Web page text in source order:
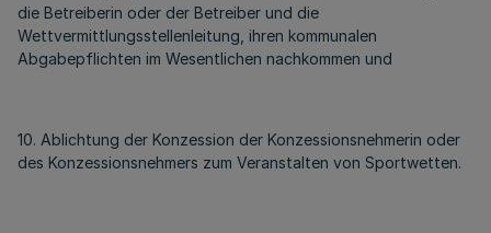
die Betreiberin oder der Betreiber und die
Wettvermittlungsstellenleitung, ihren kommunalen
Abgabepflichten im Wesentlichen nachkommen und
10. Ablichtung der Konzession der Konzessionsnehmerin oder
des Konzessionsnehmers zum Veranstalten von Sportwetten.